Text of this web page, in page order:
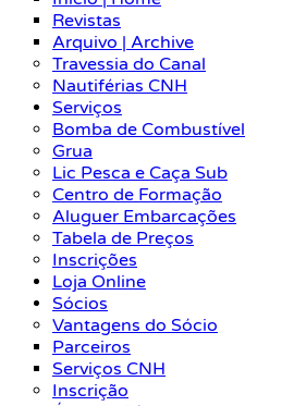
Revistas
Arquivo | Archive
Travessia do Canal
Nautiférias CNH
Serviços
Bomba de Combustível
Grua
Lic Pesca e Caça Sub
Centro de Formação
Aluguer Embarcações
Tabela de Preços
Inscrições
Loja Online
Sócios
Vantagens do Sócio
Parceiros
Serviços CNH
Inscrição